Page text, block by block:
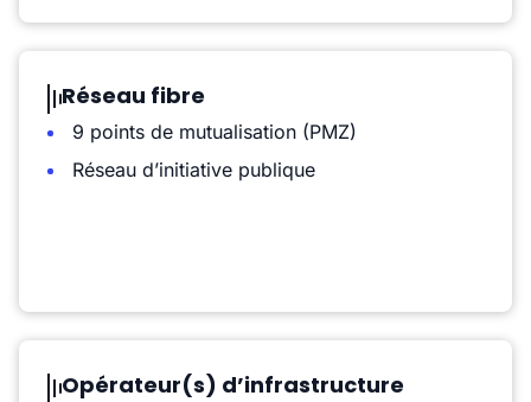
Réseau fibre
9 points de mutualisation (PMZ)
Réseau d’initiative publique
Opérateur(s) d’infrastructure